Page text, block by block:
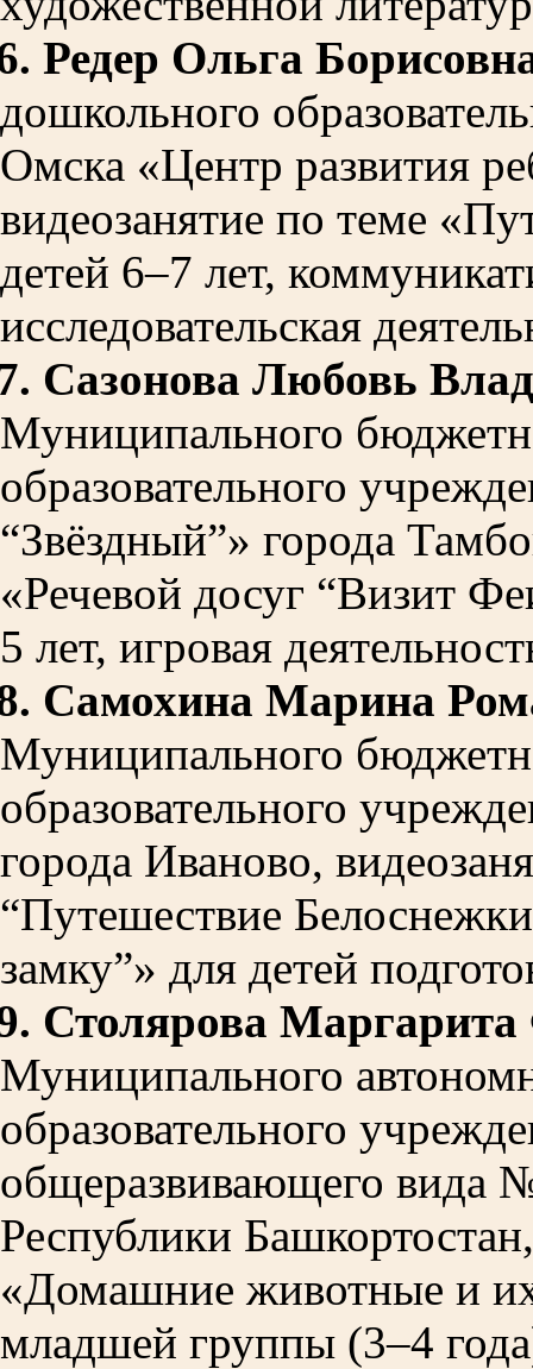
Редер Ольга
дошкольного
Омска «Центр развития
видеозанятие по теме
детей 6–7 лет,
исследовательская
Сазонова Любовь
Муниципального
образовательного
“Звёздный”» города
«Речевой досуг “Визит
5 лет, игровая
Самохина Марина
Муниципального
образовательного
города Иваново,
“Путешествие
замку”» для детей
Столярова
Муниципального
образовательного
общеразвивающего вида
Республики
«Домашние животные и
младшей группы (3–4